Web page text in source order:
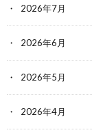
2026年7月
2026年6月
2026年5月
2026年4月